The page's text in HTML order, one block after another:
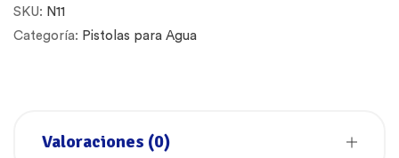
SKU: N11
Categoría: Pistolas para Agua
Valoraciones (0)